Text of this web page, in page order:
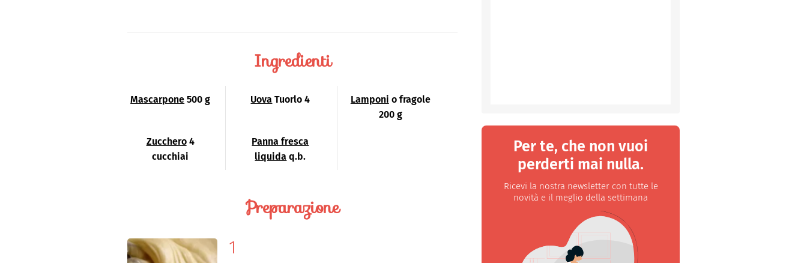
Ingredienti
Mascarpone 500 g Uova Tuorlo 4 Lamponi o fragole
200 g
Zucchero 4
cucchiai
Panna fresca
liquida q.b.
Preparazione
Per te, che non vuoi
perderti mai nulla.
Ricevi la nostra newsletter con tutte le
novità e il meglio della settimana